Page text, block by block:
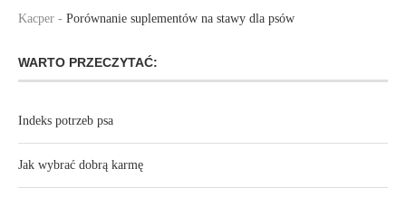
Kacper - Porównanie suplementów na stawy dla psów
WARTO PRZECZYTAĆ:
Indeks potrzeb psa
Jak wybrać dobrą karmę